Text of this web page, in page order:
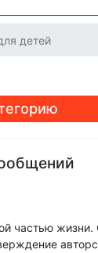
детей
экспертиза
экспертиза
частью